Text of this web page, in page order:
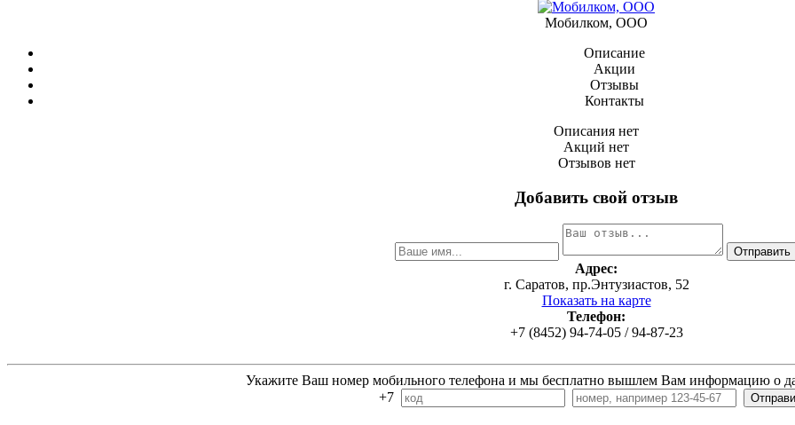
Мобилком, ООО
Описание
Акции
Отзывы
Контакты
Описания нет
Акций нет
Отзывов нет
Добавить свой отзыв
Адрес:
г. Саратов, пр.Энтузиастов, 52
Показать на карте
Телефон:
+7 (8452) 94-74-05 / 94-87-23
Укажите Ваш номер мобильного телефона и мы бесплатно вышлем Вам информацию о
+7